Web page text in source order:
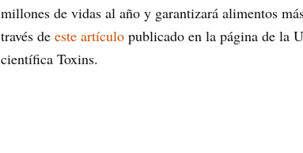
millones de vidas al año y garantizará alimentos
través de este artículo publicado en la página de la
científica Toxins.